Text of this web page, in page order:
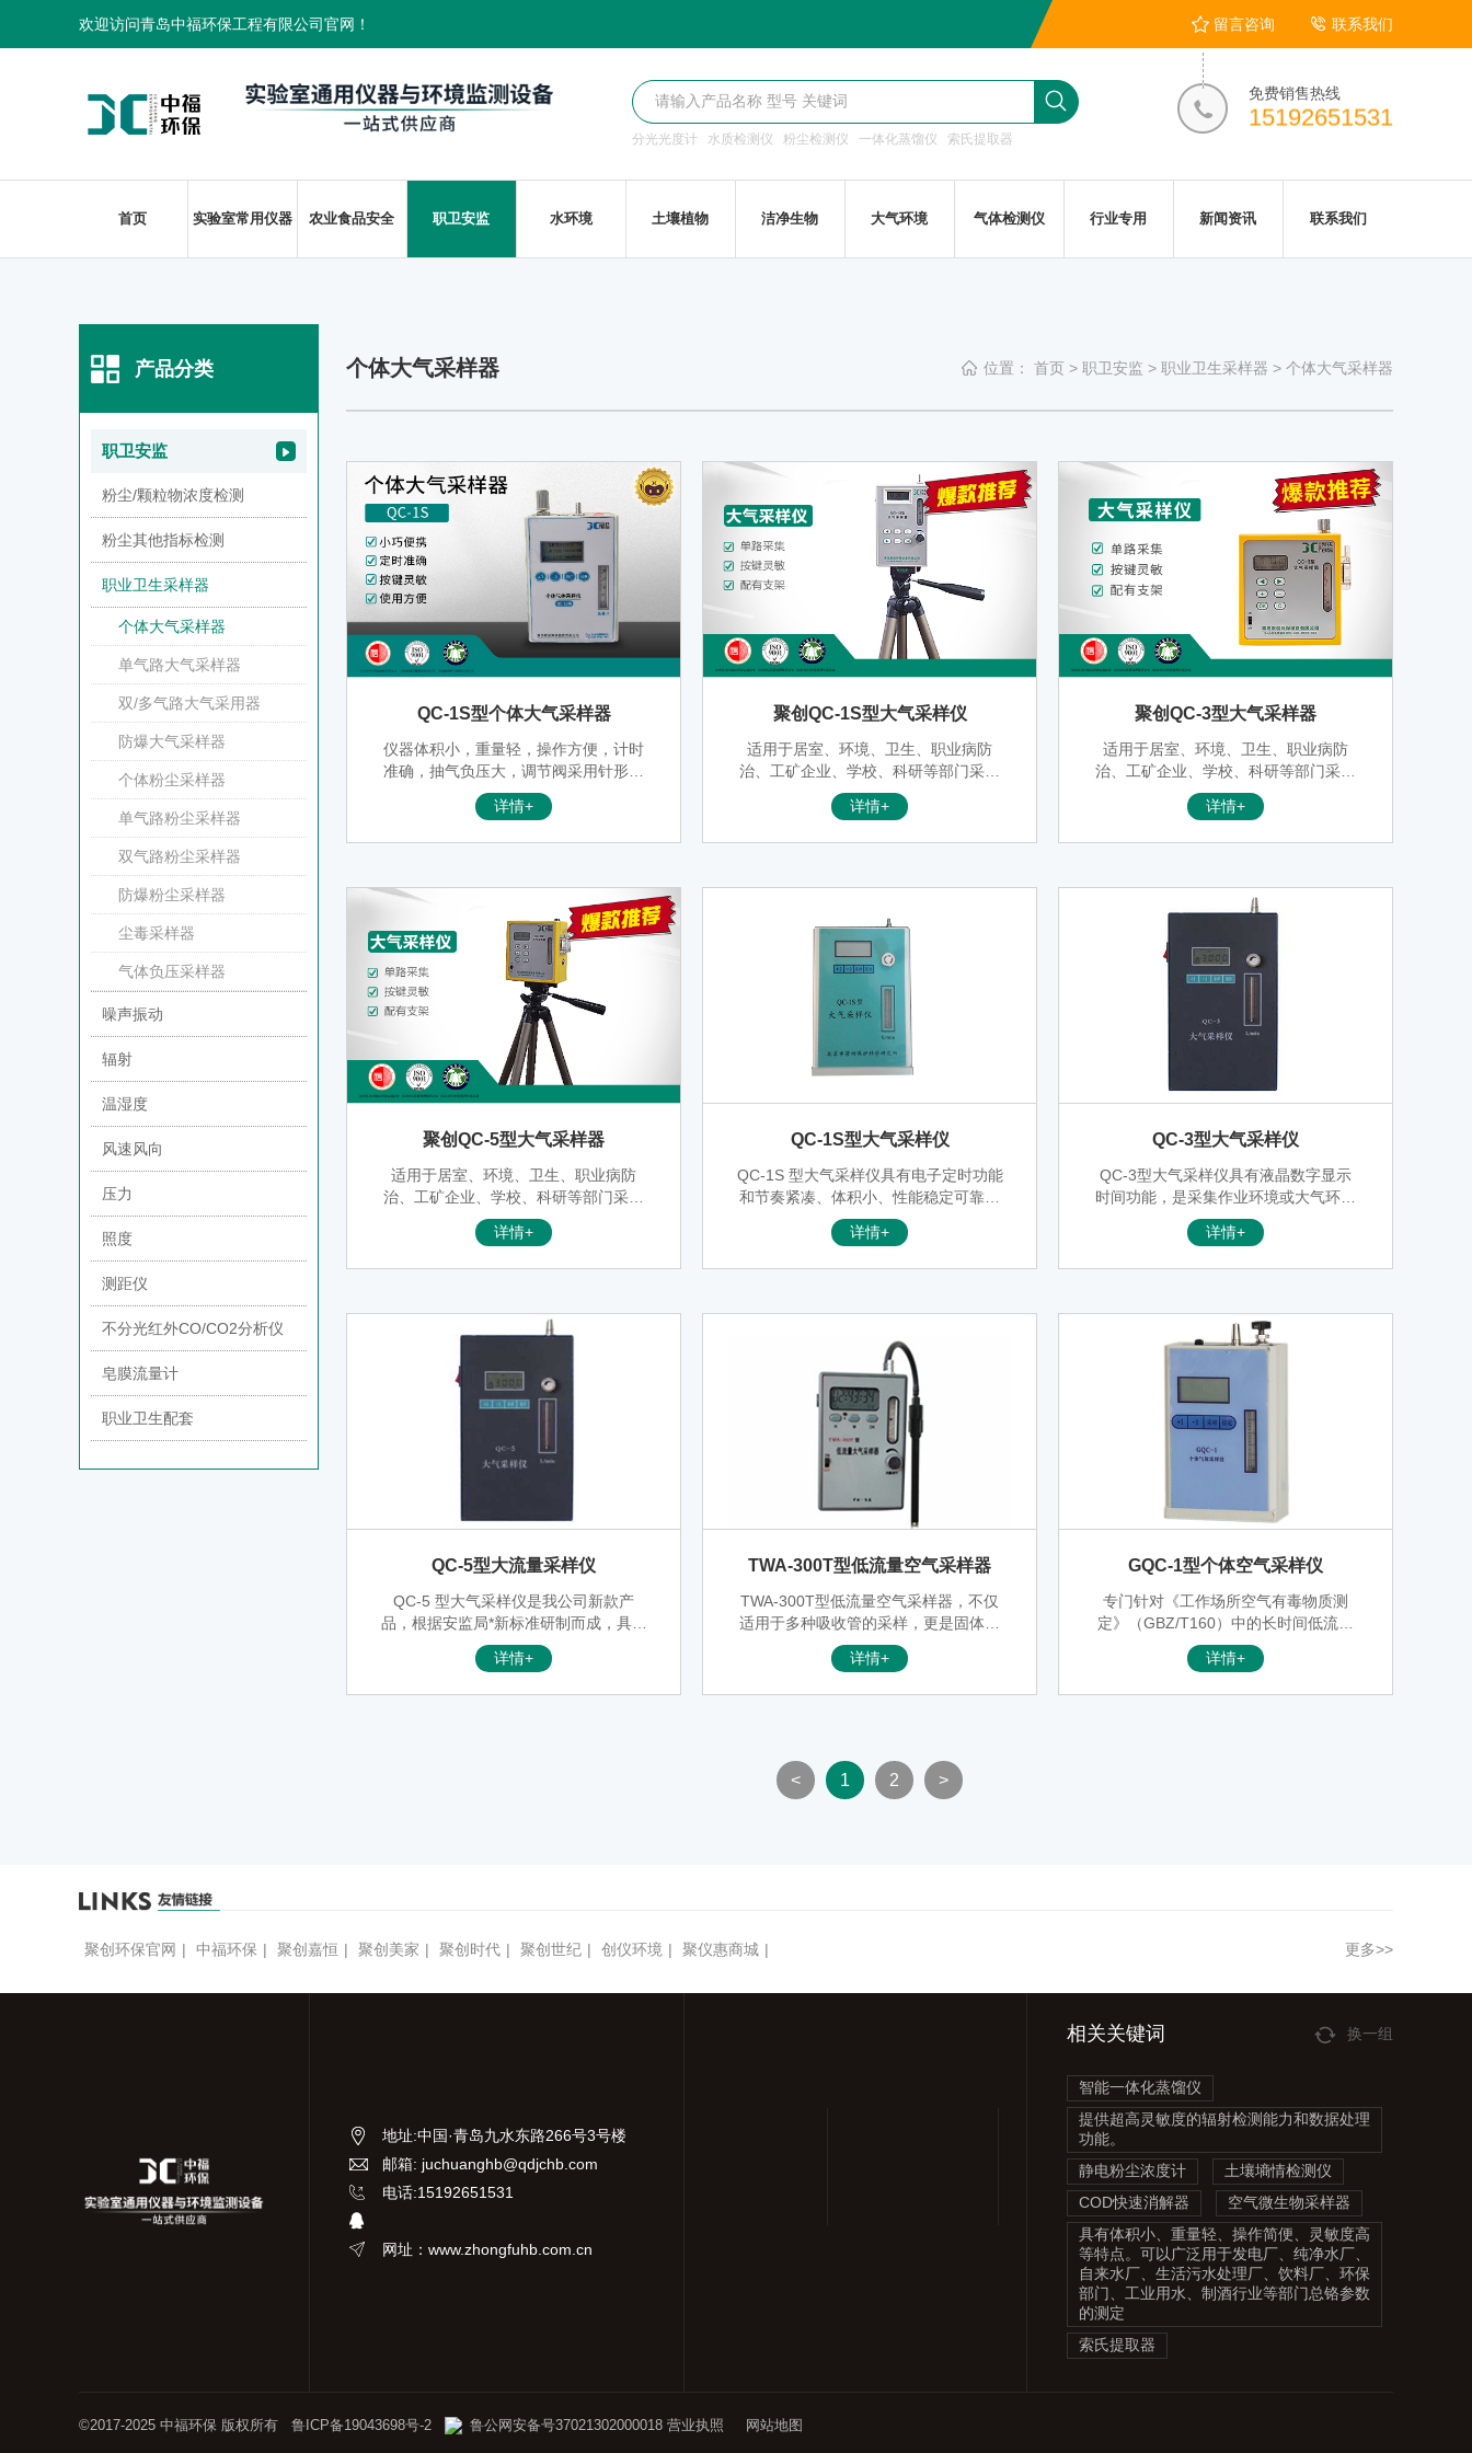
欢迎访问青岛中福环保工程有限公司官网！ 留言咨询 联系我们
分光光度计 水质检测仪 粉尘检测仪 一体化蒸馏仪 索氏提取器
免费销售热线
15192651531
首页 实验室常用仪器 农业食品安全 职卫安监 水环境 土壤植物 洁净生物 大气环境 气体检测仪 行业专用 新闻资讯 联系我们
个体大气采样器 位置： 首页 > 职卫安监 > 职业卫生采样器 > 个体大气采样器
QC-1S型个体大气采样器
仪器体积小，重量轻，操作方便，计时
准确，抽气负压大，调节阀采用针形阀
机械调节，调节刻度细，稳定性好。
详情+
聚创QC-1S型大气采样仪
适用于居室、环境、卫生、职业病防
治、工矿企业、学校、科研等部门采集
各种有害气体的专用仪器。该仪器具有
抽气压力大，负载能力强，体积小，交
详情+
聚创QC-3型大气采样器
适用于居室、环境、卫生、职业病防
治、工矿企业、学校、科研等部门采集
各种有害气体的专用仪器。该仪器具有
抽气压力大，负载能力强，体积小，交
详情+
聚创QC-5型大气采样器
适用于居室、环境、卫生、职业病防
治、工矿企业、学校、科研等部门采集
各种有害气体的专用仪器。该仪器具有
抽气压力大，负载能力强，体积小，交
详情+
QC-1S型大气采样仪
QC-1S 型大气采样仪具有电子定时功能
和节奏紧凑、体积小、性能稳定可靠等
优点，是目前国内大气采样器中较为理
想的产品。
详情+
QC-3型大气采样仪
QC-3型大气采样仪具有液晶数字显示
时间功能，是采集作业环境或大气环境
中气体样品（主要应用在大流量采样方
面）的常规性仪器，它由抽气泵、流量
有电子定时功能和节奏紧凑，体积小，
重量轻、便于携带、操作简单、坚固耐
用、性能稳定可靠等优点，是目前国内
详情+
QC-5型大流量采样仪
QC-5 型大气采样仪是我公司新款产
品，根据安监局*新标准研制而成，具有
大流量、液晶数字显示时间功能，是采
集作业环境或大气环境中气体样品（主
详情+
TWA-300T型低流量空气采样器
TWA-300T型低流量空气采样器，不仅
适用于多种吸收管的采样，更是固体吸
附管的理想仪器。它已越来越广泛地用
于劳动卫生和环境卫生的监测和评价。
汽，又可采集各种无机气体和蒸汽；既
可用于卫生标准高容许浓度（MAC）的
详情+
GQC-1型个体空气采样仪
专门针对《工作场所空气有毒物质测
定》（GBZ/T160）中的长时间低流量
采样而设计 用流量锁卡来调节流量，以
保证低流量长时间采样过程中流量波动
详情+
< 1 2 >
产品分类
职卫安监
粉尘/颗粒物浓度检测
粉尘其他指标检测
职业卫生采样器
个体大气采样器
单气路大气采样器
双/多气路大气采用器
防爆大气采样器
个体粉尘采样器
单气路粉尘采样器
双气路粉尘采样器
防爆粉尘采样器
尘毒采样器
气体负压采样器
噪声振动
辐射
温湿度
风速风向
压力
照度
测距仪
不分光红外CO/CO2分析仪
皂膜流量计
职业卫生配套
聚创环保官网 | 中福环保 | 聚创嘉恒 | 聚创美家 | 聚创时代 | 聚创世纪 | 创仪环境 | 聚仪惠商城 | 更多>>
地址:中国·青岛九水东路266号3号楼
邮箱: juchuanghb@qdjchb.com
电话:15192651531
网址：www.zhongfuhb.com.cn
相关关键词 换一组
智能一体化蒸馏仪
提供超高灵敏度的辐射检测能力和数据处理
功能。
静电粉尘浓度计
土壤墒情检测仪
COD快速消解器
空气微生物采样器
具有体积小、重量轻、操作简便、灵敏度高
等特点。可以广泛用于发电厂、纯净水厂、
自来水厂、生活污水处理厂、饮料厂、环保
部门、工业用水、制酒行业等部门总铬参数
的测定
索氏提取器
©2017-2025 中福环保 版权所有 鲁ICP备19043698号-2 鲁公网安备号37021302000018 营业执照 网站地图